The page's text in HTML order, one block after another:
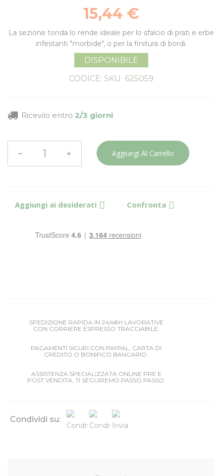
15,44 €
La sezione tonda lo rende ideale per lo sfalcio di prati e erbe
infestanti "morbide", o per la finitura di bordi.
DISPONIBILE
CODICE: SKU 625059
Ricevilo entro 2/3 giorni
Aggiungi Al Carrello
Aggiungi ai desiderati Confronta
SPEDIZIONE RAPIDA IN 24/48H LAVORATIVE
CON CORRIERE ESPRESSO TRACCIABILE.
PAGAMENTI SICURI CON PAYPAL, CARTA DI
CREDITO O BONIFICO BANCARIO.
ASSISTENZA SPECIALIZZATA ONLINE PRE E
POST VENDITA, TI SEGUIREMO PASSO PASSO.
Condividi su: